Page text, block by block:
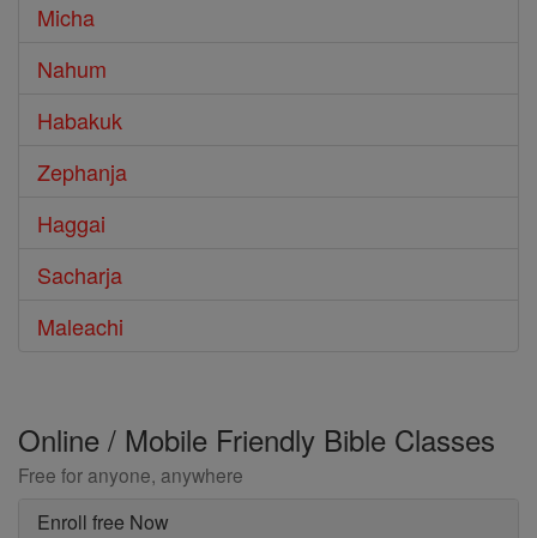
Micha
Nahum
Habakuk
Zephanja
Haggai
Sacharja
Maleachi
Online / Mobile Friendly Bible Classes
Free for anyone, anywhere
Enroll free Now